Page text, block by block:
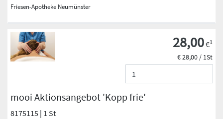
Friesen-Apotheke Neumünster
mooi Aktionsangebot 'Kopp frie'
8175115 | 1 St
28,00€1
€ 28,00 / 1St